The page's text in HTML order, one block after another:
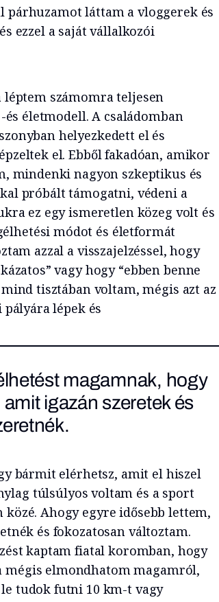
párhuzamot láttam a vloggerek és
ezzel a saját vállalkozói
számomra teljesen
életmodell. A családomban
helyezkedett el és
el. Ebből fakadóan, amikor
mindenki nagyon szkeptikus és
próbált támogatni, védeni a
ez egy ismeretlen közeg volt és
módot és életformát
azzal a visszajelzéssel, hogy
vagy hogy “ebben benne
tisztában voltam, mégis azt az
lépek és
magamnak, hogy
igazán szeretek és
bármit elérhetsz, amit el hiszel
túlsúlyos voltam és a sport
Ahogy egyre idősebb lettem,
és fokozatosan változtam.
kaptam fiatal koromban, hogy
mégis elmondhatom magamról,
tudok futni 10 km-t vagy